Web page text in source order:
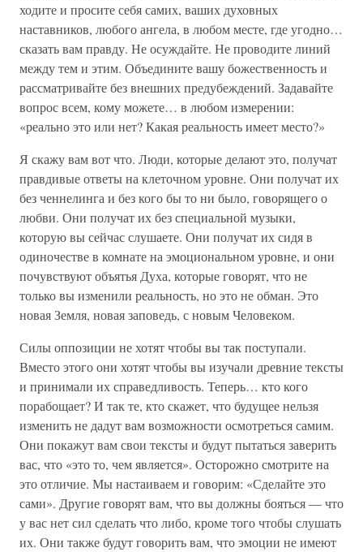
ходите и просите себя самих, ваших духовных
наставников, любого ангела, в любом месте, где угодно…
сказать вам правду. Не осуждайте. Не проводите линий
между тем и этим. Объедините вашу божественность и
рассматривайте без внешних предубеждений. Задавайте
вопрос всем, кому можете… в любом измерении:
«реально это или нет? Какая реальность имеет место?»
Я скажу вам вот что. Люди, которые делают это, получат
правдивые ответы на клеточном уровне. Они получат их
без ченнелинга и без кого бы то ни было, говорящего о
любви. Они получат их без специальной музыки,
которую вы сейчас слушаете. Они получат их сидя в
одиночестве в комнате на эмоциональном уровне, и они
почувствуют объятья Духа, которые говорят, что не
только вы изменили реальность, но это не обман. Это
новая Земля, новая заповедь, с новым Человеком.
Силы оппозиции не хотят чтобы вы так поступали.
Вместо этого они хотят чтобы вы изучали древние тексты
и принимали их справедливость. Теперь… кто кого
порабощает? И так те, кто скажет, что будущее нельзя
изменить не дадут вам возможности осмотреться самим.
Они покажут вам свои тексты и будут пытаться заверить
вас, что «это то, чем является». Осторожно смотрите на
это отличие. Мы настаиваем и говорим: «Сделайте это
сами». Другие говорят вам, что вы должны бояться — что
у вас нет сил сделать что либо, кроме того чтобы слушать
их. Они также будут говорить вам, что эмоции не имеют